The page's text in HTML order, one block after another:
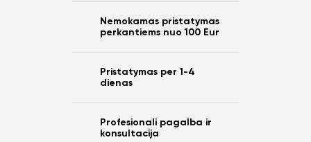
Nemokamas pristatymas
perkantiems nuo 100 Eur
Pristatymas per 1-4
dienas
Profesionali pagalba ir
konsultacija